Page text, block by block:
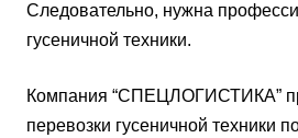
Следовательно, нужна
гусеничной техники.
Компания “СПЕЦЛОГИСТИКА”
перевозки гусеничной техники